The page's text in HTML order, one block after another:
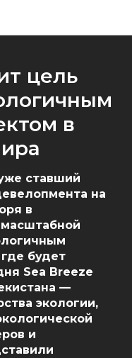
цель
в
ставший
на
в
будет
Sea Breeze
—
экологии,
и